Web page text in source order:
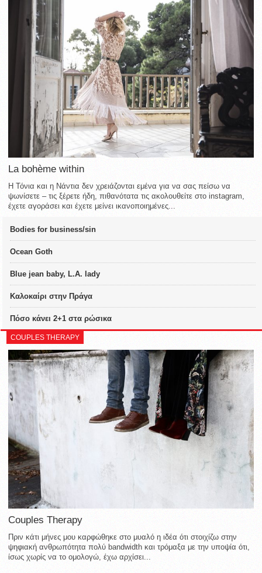
La bohème within
Η Τόνια και η Νάντια δεν χρειάζονται εμένα για να σας πείσω να
ψωνίσετε – τις ξέρετε ήδη, πιθανότατα τις ακολουθείτε στο instagram,
έχετε αγοράσει και έχετε μείνει ικανοποιημένες...
Bodies for business/sin
Ocean Goth
Blue jean baby, L.A. lady
Καλοκαίρι στην Πράγα
Πόσο κάνει 2+1 στα ρώσικα
COUPLES THERAPY
Couples Therapy
Πριν κάτι μήνες μου καρφώθηκε στο μυαλό η ιδέα ότι στοιχίζω στην
ψηφιακή ανθρωπότητα πολύ bandwidth και τρόμαξα με την υποψία ότι,
ίσως χωρίς να το ομολογώ, έχω αρχίσει...